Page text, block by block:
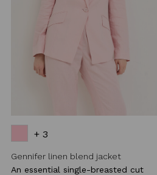
+ 3
Gennifer linen blend jacket
An essential single-breasted cut